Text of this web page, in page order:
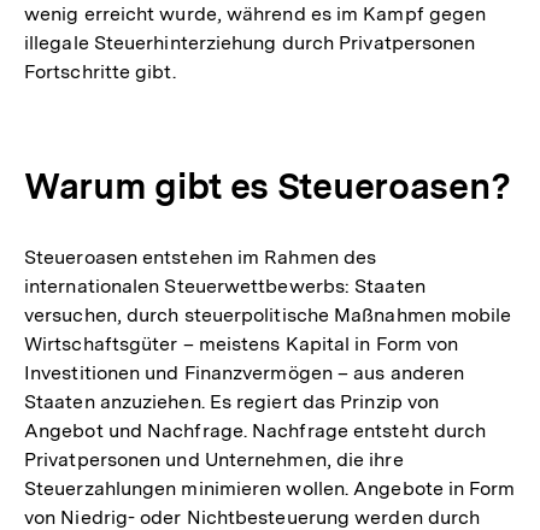
wenig erreicht wurde, während es im Kampf gegen
illegale Steuerhinterziehung durch Privatpersonen
Fortschritte gibt.
Warum gibt es Steueroasen?
Steueroasen entstehen im Rahmen des
internationalen Steuerwettbewerbs: Staaten
versuchen, durch steuerpolitische Maßnahmen mobile
Wirtschaftsgüter – meistens Kapital in Form von
Investitionen und Finanzvermögen – aus anderen
Staaten anzuziehen. Es regiert das Prinzip von
Angebot und Nachfrage. Nachfrage entsteht durch
Privatpersonen und Unternehmen, die ihre
Steuerzahlungen minimieren wollen. Angebote in Form
von Niedrig- oder Nichtbesteuerung werden durch